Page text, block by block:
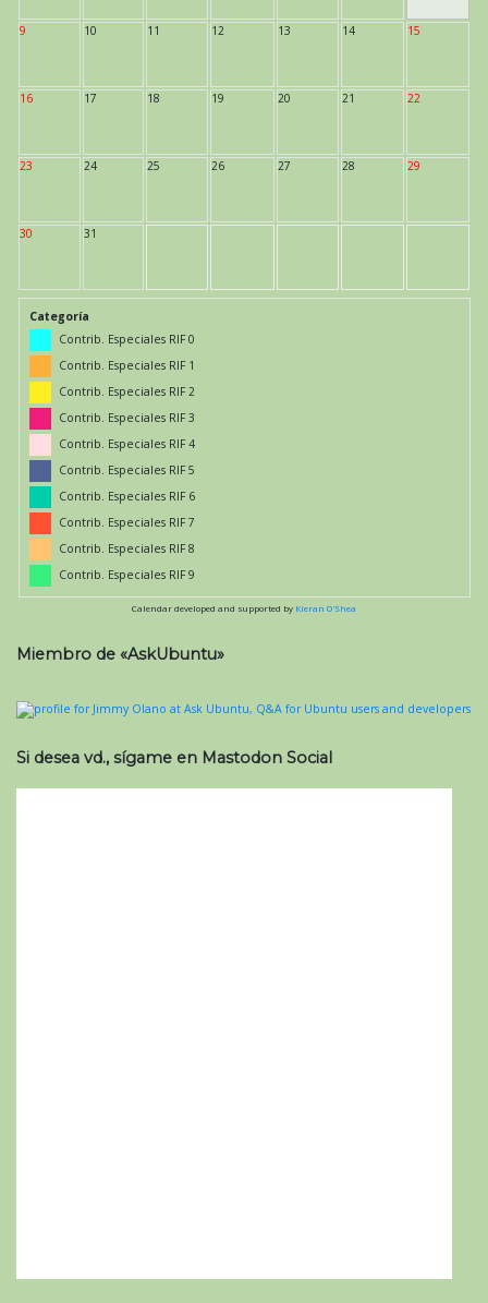
9 10 11 12 13 14 15
16 17 18 19 20 21 22
23 24 25 26 27 28 29
30 31
Categoría
Contrib. Especiales RIF 0
Contrib. Especiales RIF 1
Contrib. Especiales RIF 2
Contrib. Especiales RIF 3
Contrib. Especiales RIF 4
Contrib. Especiales RIF 5
Contrib. Especiales RIF 6
Contrib. Especiales RIF 7
Contrib. Especiales RIF 8
Contrib. Especiales RIF 9
Calendar developed and supported by Kieran O'Shea
Miembro de «AskUbuntu»
Si desea vd., sígame en Mastodon Social